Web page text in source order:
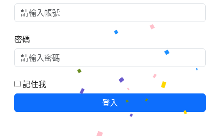
密碼
記住我
登入